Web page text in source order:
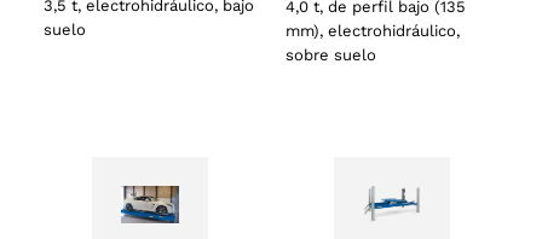
3,5 t, electrohidráulico, bajo
suelo
4,0 t, de perfil bajo (135
mm), electrohidráulico,
sobre suelo